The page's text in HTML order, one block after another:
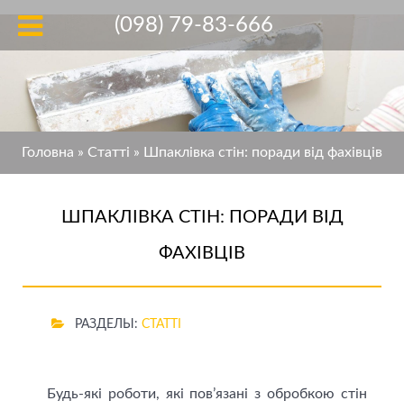
Головна » Статті » Шпаклівка стін: поради від фахівців
ШПАКЛІВКА СТІН: ПОРАДИ ВІД
ФАХІВЦІВ
РАЗДЕЛЫ: СТАТТІ
Будь-які роботи, які пов’язані з обробкою стін
(098) 79-83-666